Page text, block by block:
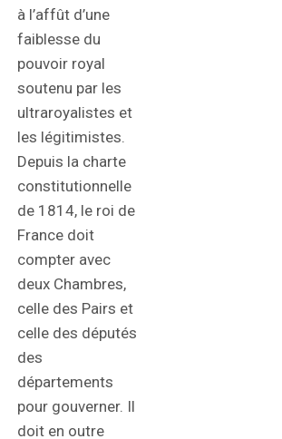
à l’affût d’une
faiblesse du
pouvoir royal
soutenu par les
ultraroyalistes et
les légitimistes.
Depuis la charte
constitutionnelle
de 1814, le roi de
France doit
compter avec
deux Chambres,
celle des Pairs et
celle des députés
des
départements
pour gouverner. Il
doit en outre